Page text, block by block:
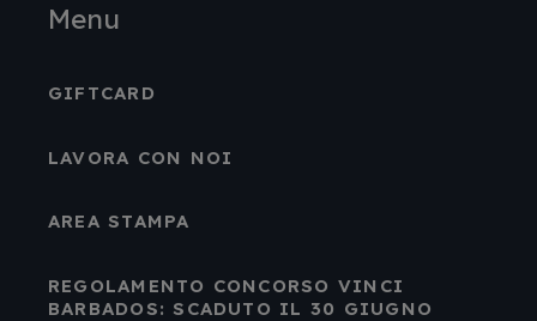
Menu
GIFTCARD
LAVORA CON NOI
AREA STAMPA
REGOLAMENTO CONCORSO VINCI
BARBADOS: SCADUTO IL 30 GIUGNO